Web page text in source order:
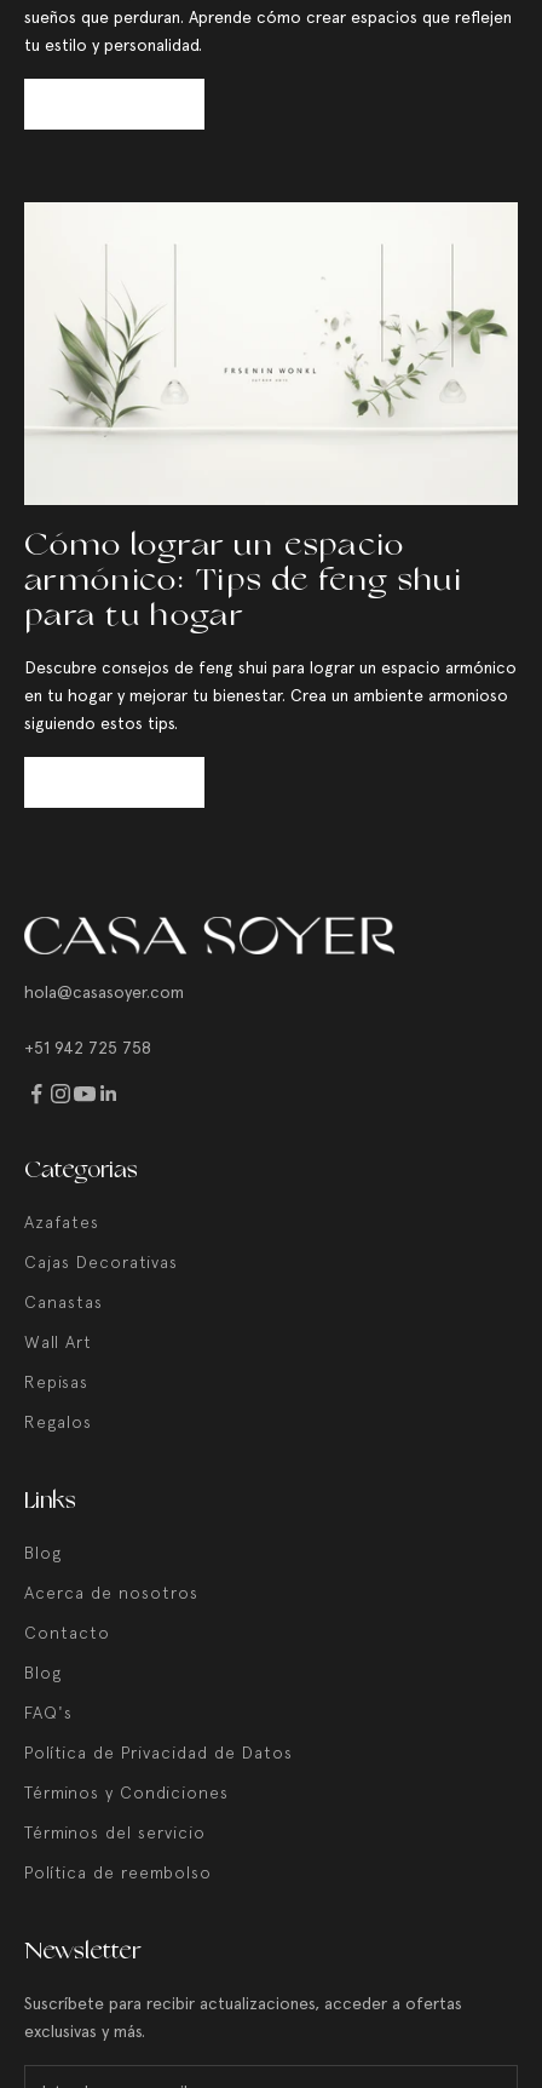
sueños que perduran. Aprende cómo crear espacios que reflejen
tu estilo y personalidad.
Cómo lograr un espacio
armónico: Tips de feng shui
para tu hogar
Descubre consejos de feng shui para lograr un espacio armónico
en tu hogar y mejorar tu bienestar. Crea un ambiente armonioso
siguiendo estos tips.
hola@casasoyer.com
+51 942 725 758
Categorias
Azafates
Cajas Decorativas
Canastas
Wall Art
Repisas
Regalos
Links
Blog
Acerca de nosotros
Contacto
Blog
FAQ's
Política de Privacidad de Datos
Términos y Condiciones
Términos del servicio
Política de reembolso
Newsletter
Suscríbete para recibir actualizaciones, acceder a ofertas
exclusivas y más.